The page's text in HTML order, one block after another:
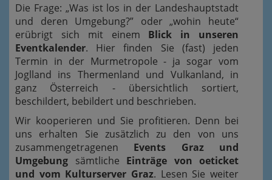
Die Frage: „Was ist los in der Landeshauptstadt
und deren Umgebung?” oder „wohin heute“
erübrigt sich mit einem Blick in unseren
Eventkalender. Hier finden Sie (fast) jeden
Termin in der Murmetropole - ja sogar vom
Joglland ins Thermenland und Vulkanland, in
ganz Österreich - übersichtlich sortiert,
beschildert, bebildert und beschrieben.
Wir kooperieren und Sie profitieren. Denn bei
uns erhalten Sie zusätzlich zu den von uns
zusammengetragenen Events Graz und
Umgebung sämtliche Einträge von oeticket
und vom Kulturserver Graz. Lesen Sie weiter